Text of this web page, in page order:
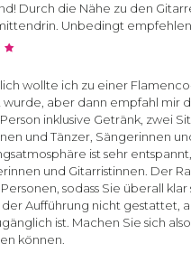
Durch die Nähe zu den
Unbedingt
wollte ich zu einer
aber dann empfahl mir
inklusive Getränk, zwei
und Tänzer, Sängerinnen
ist sehr
und Gitarristinnen. Der
sodass Sie überall
Aufführung nicht gestattet,
ist. Machen Sie sich
können.